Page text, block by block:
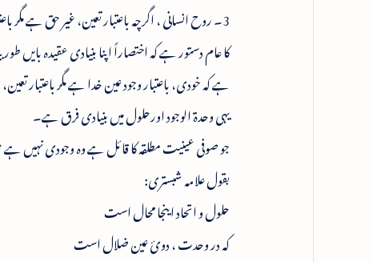
3۔ روح انسانی ، اگرچہ باعتبار تعین، غیر حق ہے
کا عام دستور ہے کہ اختصاراً اپنا بنیادی عقیدہ
ہے کہ خودی، باعتبار وجود عین خدا ہے مگر
یہی وحدۃ الوجود اورحلول میں بنیادی فرق ہے۔
جو صوفی عینیت مطلقہ کا قائل ہے وہ وجودی نہیں
بقول علامہ شبستری:
حلول و اتحاد اینجا محال است
کہ در وحدت ، دوئ عین ضلال است